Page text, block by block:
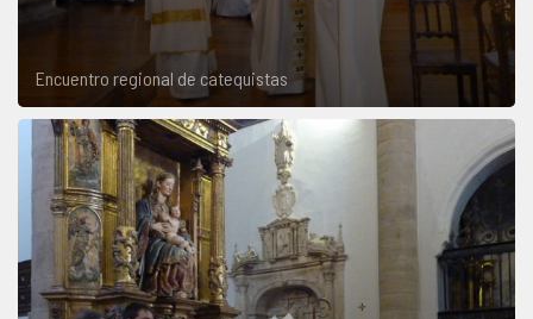
Encuentro regional de catequistas